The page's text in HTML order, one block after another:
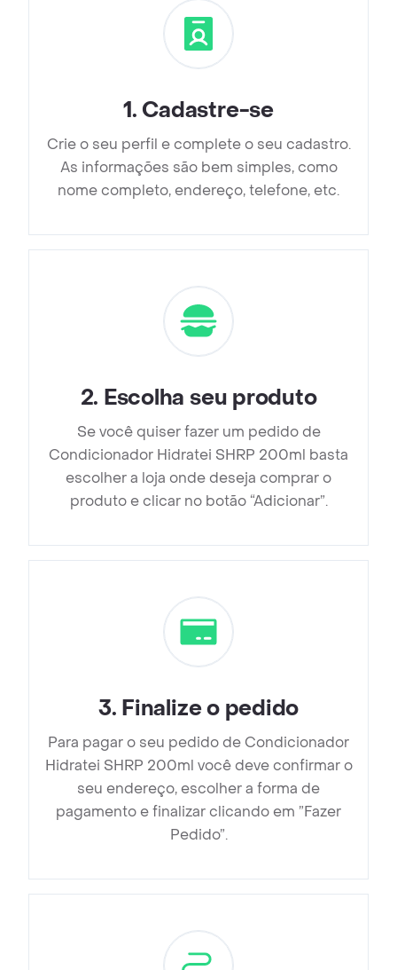
1. Cadastre-se
Crie o seu perfil e complete o seu cadastro.
As informações são bem simples, como
nome completo, endereço, telefone, etc.
2. Escolha seu produto
Se você quiser fazer um pedido de
Condicionador Hidratei SHRP 200ml basta
escolher a loja onde deseja comprar o
produto e clicar no botão “Adicionar”.
3. Finalize o pedido
Para pagar o seu pedido de Condicionador
Hidratei SHRP 200ml você deve confirmar o
seu endereço, escolher a forma de
pagamento e finalizar clicando em ”Fazer
Pedido”.